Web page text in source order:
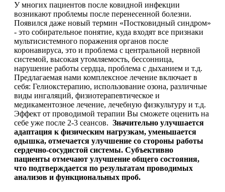
У многих пациентов после ковидной инфекции
возникают проблемы после перенесенной болезни.
Появился даже новый термин «Постковидный синдром»
- это собирательное понятие, куда входят все признаки
мультисистемного поражения органов после
коронавируса, это и проблема с центральной нервной
системой, высокая утомляемость, бессонница,
нарушение работы сердца, проблема с дыханием и т.д.
Предлагаемая нами комплексное лечение включает в
себя: Гелиокстерапию, использование озона, различные
виды ингаляций, физиотерапевтическое и
медикаментозное лечение, лечебную физкультуру и т.д.
Эффект от проводимой терапии Вы сможете оценить на
себе уже после 2-3 сеансов. Значительно улучшается
адаптация к физическим нагрузкам, уменьшается
одышка, отмечается улучшение со стороны работы
сердечно-сосудистой системы. Субъективно
пациенты отмечают улучшение общего состояния,
что подтверждается по результатам проводимых
анализов и функциональных проб.